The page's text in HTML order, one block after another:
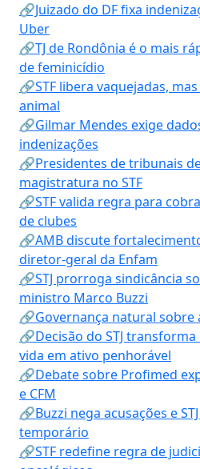
🔗Juizado do DF fixa
Uber
🔗TJ de Rondônia é o mais
de feminicídio
🔗STF libera vaquejadas,
animal
🔗Gilmar Mendes exige
indenizações
🔗Presidentes de tribunais
magistratura no STF
🔗STF valida regra para
de clubes
🔗AMB discute
diretor-geral da Enfam
🔗STJ prorroga sindicância
ministro Marco Buzzi
🔗Governança natural sobre
🔗Decisão do STJ
vida em ativo penhorável
🔗Debate sobre Profimed
e CFM
🔗Buzzi nega acusações e
temporário
🔗STF redefine regra de